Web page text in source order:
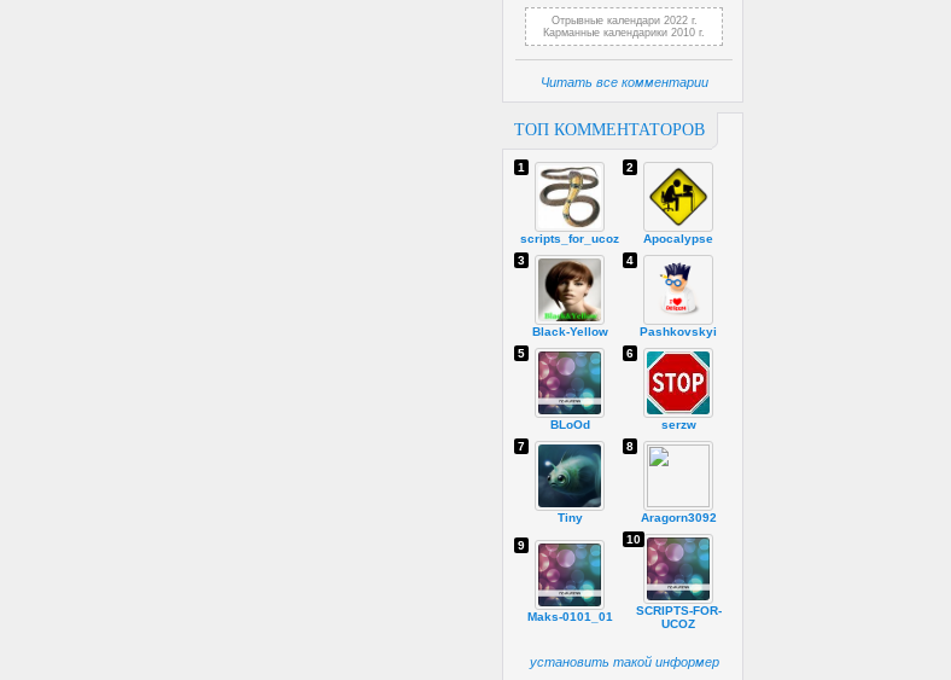
Отрывные календари 2022 г.
Карманные календарики 2010 г.
Читать все комментарии
ТОП КОММЕНТАТОРОВ
scripts_for_ucoz
1
Apocalypse
2
Black-Yellow
3
Pashkovskyi
4
BLoOd
5
serzw
6
Tiny
7
Aragorn3092
8
Maks-0101_01
9
SCRIPTS-FOR-
UCOZ
10
установить такой информер